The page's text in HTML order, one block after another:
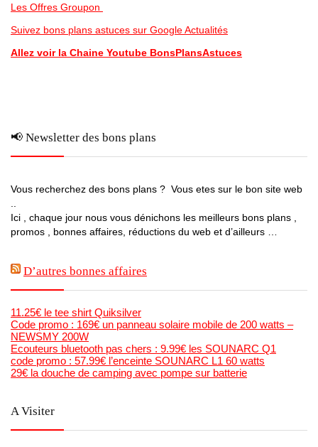
Les Offres Groupon
Suivez bons plans astuces sur Google Actualités
Allez voir la Chaine Youtube BonsPlansAstuces
📢 Newsletter des bons plans
Vous recherchez des bons plans ? Vous etes sur le bon site web
..
Ici , chaque jour nous vous dénichons les meilleurs bons plans ,
promos , bonnes affaires, réductions du web et d’ailleurs …
D’autres bonnes affaires
11.25€ le tee shirt Quiksilver
Code promo : 169€ un panneau solaire mobile de 200 watts –
NEWSMY 200W
Ecouteurs bluetooth pas chers : 9.99€ les SOUNARC Q1
code promo : 57.99€ l’enceinte SOUNARC L1 60 watts
29€ la douche de camping avec pompe sur batterie
A Visiter